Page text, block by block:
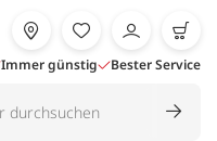
Immer günstig Bester Service